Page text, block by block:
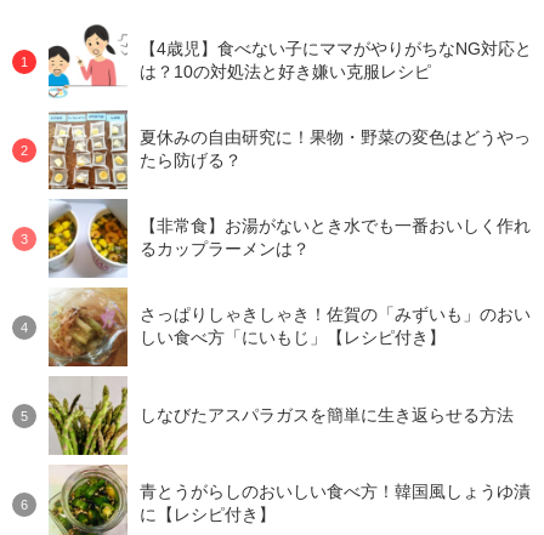
【4歳児】食べない子にママがやりがちなNG対応と
は？10の対処法と好き嫌い克服レシピ
夏休みの自由研究に！果物・野菜の変色はどうやっ
たら防げる？
【非常食】お湯がないとき水でも一番おいしく作れ
るカップラーメンは？
さっぱりしゃきしゃき！佐賀の「みずいも」のおい
しい食べ方「にいもじ」【レシピ付き】
しなびたアスパラガスを簡単に生き返らせる方法
青とうがらしのおいしい食べ方！韓国風しょうゆ漬
に【レシピ付き】